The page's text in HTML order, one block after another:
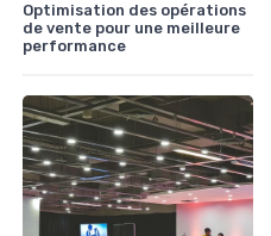
Optimisation des opérations
de vente pour une meilleure
performance